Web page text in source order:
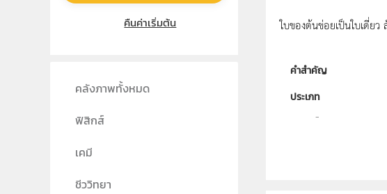
ใบของต้นข่อยเป็นใบเดี่ย
คำสำคัญ
ประเภท
คืนค่าเริ่มต้น
คลังภาพทั้งหมด
ฟิสิกส์
เคมี
ชีววิทยา